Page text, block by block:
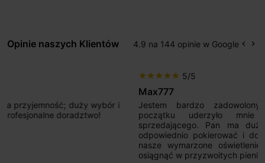
Opinie naszych Klientów 4.9 na 144 opinie w Google keyboard_arrow_left keyboard_arrow_right
Jestem bardzo zadowolony. Przede wszystkim od
początku uderzyło mnie profesjonalne podejście
sprzedającego. Pan ma duże doświadczenie i potrafi
odpowiednio pokierować i doradzić dzięki czemu mamy
nasze wymarzone oświetlenie. Dodatkowo udało się to
osiągnąć w przyzwoitych pieniądzach.